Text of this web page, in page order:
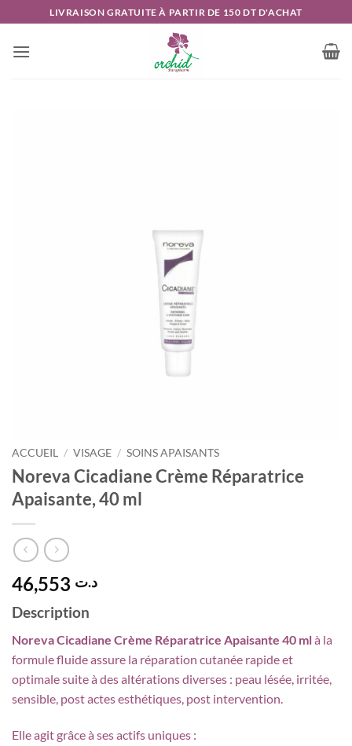
au
contenu
LIVRAISON GRATUITE À PARTIR DE 150 DT D'ACHAT
ACCUEIL / VISAGE / SOINS APAISANTS
Noreva Cicadiane Crème Réparatrice
Apaisante, 40 ml
د.ت
Description
Noreva Cicadiane Crème Réparatrice Apaisante 40 mlà la
formule fluide assure la réparation cutanée rapide et
optimale suite à des altérations diverses : peau lésée, irritée,
sensible, post actes esthétiques, post intervention.
Elle agit grâce à ses actifs uniques :